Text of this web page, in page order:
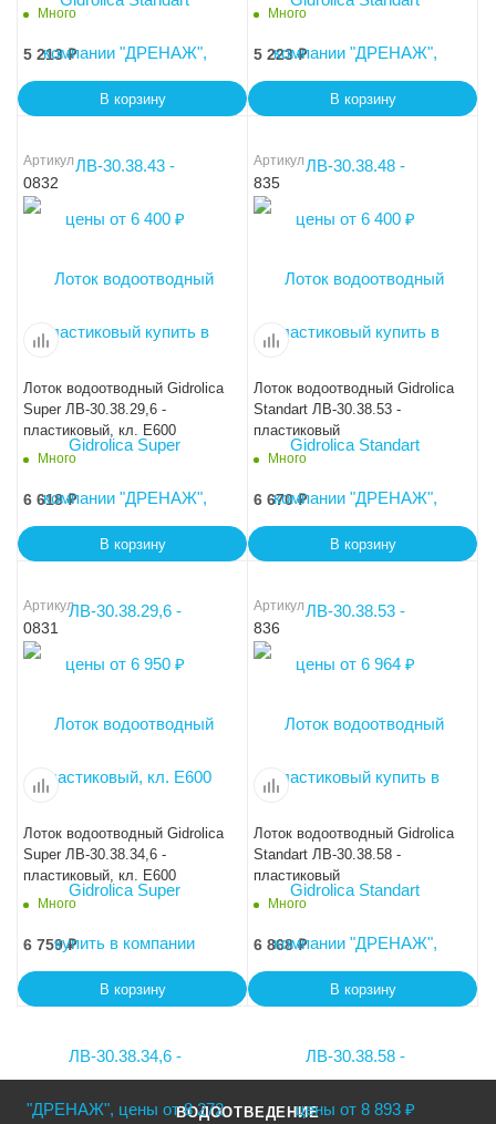
Много
5 213₽
В корзину
Много
5 223₽
В корзину
Артикул
0832
Лоток водоотводный Gidrolica
Super ЛВ-30.38.29,6 -
пластиковый, кл. Е600
Много
6 618₽
В корзину
Артикул
835
Лоток водоотводный Gidrolica
Standart ЛВ-30.38.53 -
пластиковый
Много
6 670₽
В корзину
Артикул
0831
Лоток водоотводный Gidrolica
Super ЛВ-30.38.34,6 -
пластиковый, кл. Е600
Много
6 759₽
В корзину
Артикул
836
Лоток водоотводный Gidrolica
Standart ЛВ-30.38.58 -
пластиковый
Много
6 868₽
В корзину
ВОДООТВЕДЕНИЕ